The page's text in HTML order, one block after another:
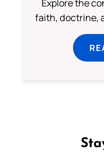
Explore the
faith, doctrine,